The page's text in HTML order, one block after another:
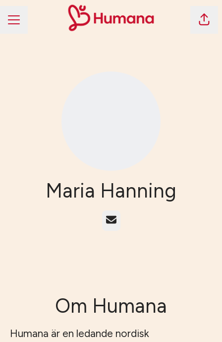
KARRIÄRMENY Dela
Maria Hanning
E-post
Om Humana
Humana är en ledande nordisk